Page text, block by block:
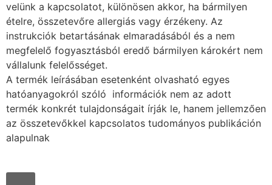
velünk a kapcsolatot, különösen akkor, ha bármilyen
ételre, összetevőre allergiás vagy érzékeny. Az
instrukciók betartásának elmaradásából és a nem
megfelelő fogyasztásból eredő bármilyen károkért nem
vállalunk felelősséget.
A termék leírásában esetenként olvasható egyes
hatóanyagokról szóló információk nem az adott
termék konkrét tulajdonságait írják le, hanem jellemzően
az összetevőkkel kapcsolatos tudományos publikáción
alapulnak